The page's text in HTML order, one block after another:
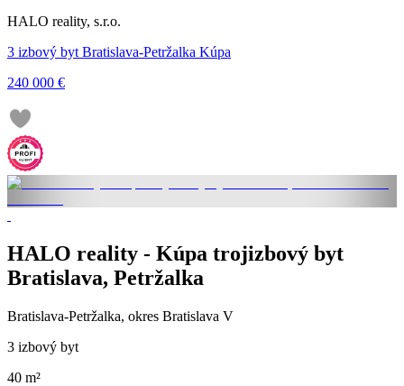
HALO reality, s.r.o.
3 izbový byt Bratislava-Petržalka Kúpa
240 000 €
HALO reality - Kúpa trojizbový byt
Bratislava, Petržalka
Bratislava-Petržalka, okres Bratislava V
3 izbový byt
40 m²